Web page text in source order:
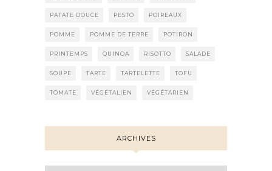
PATATE DOUCE PESTO POIREAUX
POMME POMME DE TERRE POTIRON
PRINTEMPS QUINOA RISOTTO SALADE
SOUPE TARTE TARTELETTE TOFU
TOMATE VÉGÉTALIEN VÉGÉTARIEN
ARCHIVES